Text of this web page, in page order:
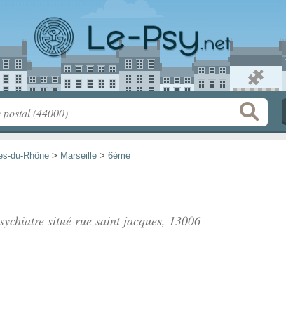
du-Rhône > Marseille > 6ème
situé rue saint jacques, 13006